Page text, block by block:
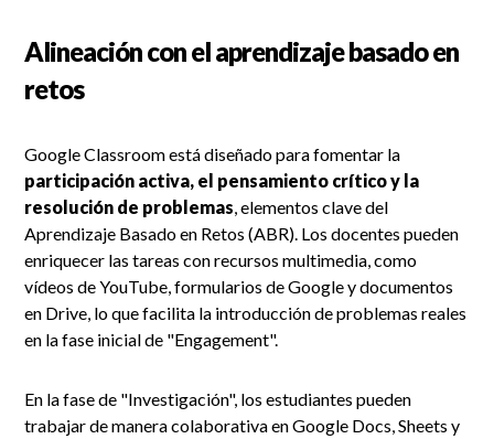
Alineación con el aprendizaje basado en
retos
Google Classroom está diseñado para fomentar la
participación activa, el pensamiento crítico y la
resolución de problemas , elementos clave del
Aprendizaje Basado en Retos (ABR). Los docentes pueden
enriquecer las tareas con recursos multimedia, como
vídeos de YouTube, formularios de Google y documentos
en Drive, lo que facilita la introducción de problemas reales
en la fase inicial de "Engagement".
En la fase de "Investigación", los estudiantes pueden
trabajar de manera colaborativa en Google Docs, Sheets y